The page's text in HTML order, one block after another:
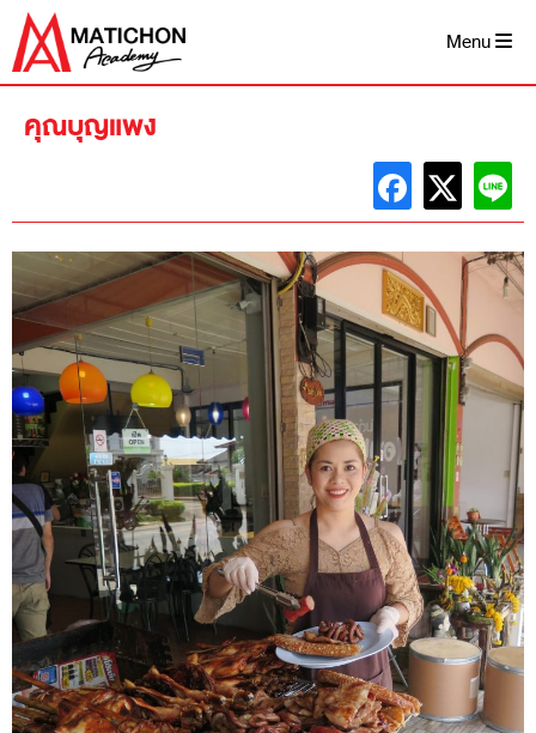
Skip
content
Menu
คุณบุญแพง